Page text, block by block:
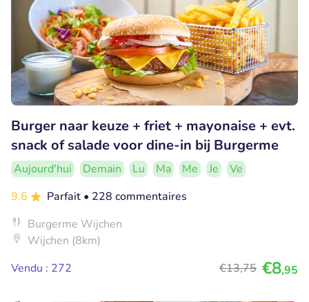
Burger naar keuze + friet + mayonaise + evt.
snack of salade voor dine-in bij Burgerme
Aujourd'hui Demain Lu Ma Me Je
Ve
9.6
Parfait • 228 commentaires
Burgerme Wijchen
Wijchen (8km)
Vendu : 272
€13,75 €8,95